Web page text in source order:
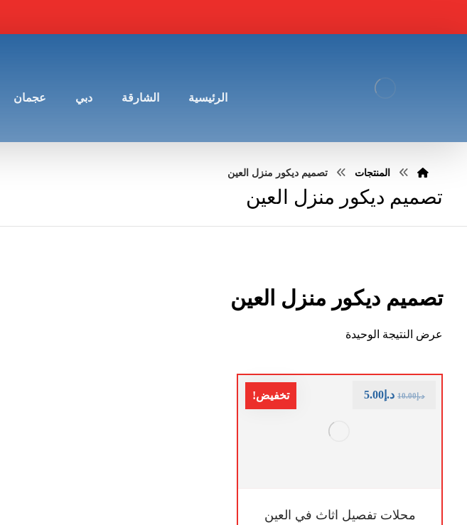
الرئيسية الشارقة دبي عجمان
المنتجات تصميم ديكور منزل العين
تصميم ديكور منزل العين
تصميم ديكور منزل العين
عرض النتيجة الوحيدة
تخفيض!
محلات تفصيل اثاث في العين
د.إ10.00 د.إ 5.00